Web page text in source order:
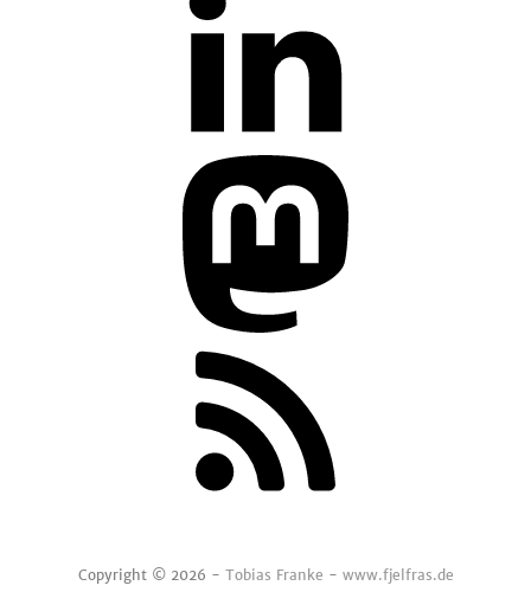
Copyright © 2026 - Tobias Franke - www.fjelfras.de